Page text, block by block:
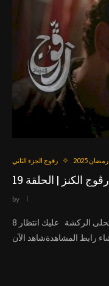
رقوج الجزء الثاني رمضان 2025
رڨوج الكنز | الحلقة 19
by
نقدم لكم الحلقة 19 رڨوج الكنز مع ركشة تحلى الركشة عليك انتظار 8